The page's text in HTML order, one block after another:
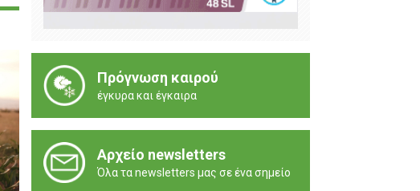
Πρόγνωση καιρού
έγκυρα και έγκαιρα
Αρχείο newsletters
Όλα τα newsletters μας σε ένα σημείο